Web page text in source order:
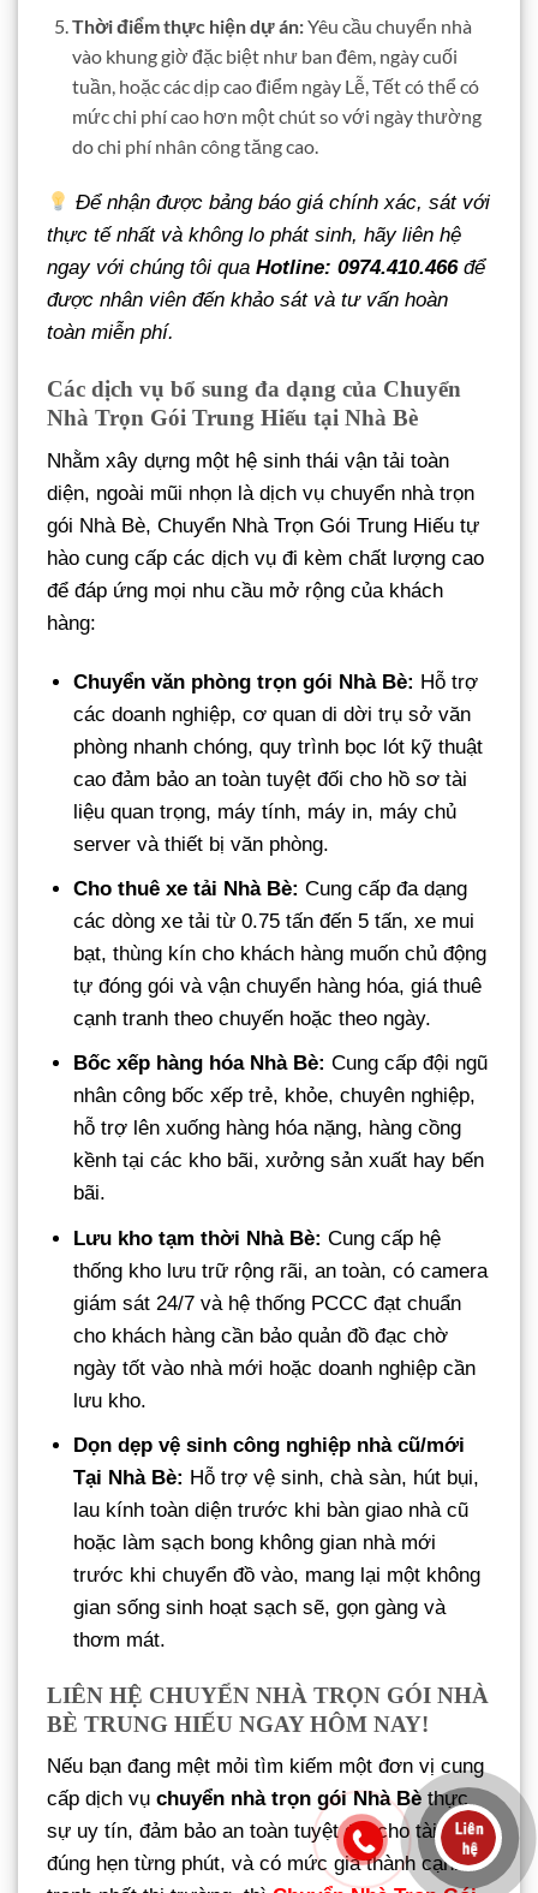
Thời điểm thực hiện dự án:Yêu cầu chuyển nhà
vào khung giờ đặc biệt như ban đêm, ngày cuối
tuần, hoặc các dịp cao điểm ngày Lễ, Tết có thể có
mức chi phí cao hơn một chút so với ngày thường
do chi phí nhân công tăng cao.
Để nhận được bảng báo giá chính xác, sát với
thực tế nhất và không lo phát sinh, hãy liên hệ
ngay với chúng tôi qua Hotline: 0974.410.466để
được nhân viên đến khảo sát và tư vấn hoàn
toàn miễn phí.
Các dịch vụ bổ sung đa dạng của Chuyển
Nhà Trọn Gói Trung Hiếu tại Nhà Bè
Nhằm xây dựng một hệ sinh thái vận tải toàn
diện, ngoài mũi nhọn là dịch vụ chuyển nhà trọn
gói Nhà Bè, Chuyển Nhà Trọn Gói Trung Hiếu tự
hào cung cấp các dịch vụ đi kèm chất lượng cao
để đáp ứng mọi nhu cầu mở rộng của khách
hàng:
Chuyển văn phòng trọn gói Nhà Bè: Hỗ trợ
các doanh nghiệp, cơ quan di dời trụ sở văn
phòng nhanh chóng, quy trình bọc lót kỹ thuật
cao đảm bảo an toàn tuyệt đối cho hồ sơ tài
liệu quan trọng, máy tính, máy in, máy chủ
server và thiết bị văn phòng.
Cho thuê xe tải Nhà Bè: Cung cấp đa dạng
các dòng xe tải từ 0.75 tấn đến 5 tấn, xe mui
bạt, thùng kín cho khách hàng muốn chủ động
tự đóng gói và vận chuyển hàng hóa, giá thuê
cạnh tranh theo chuyến hoặc theo ngày.
Bốc xếp hàng hóa Nhà Bè: Cung cấp đội ngũ
nhân công bốc xếp trẻ, khỏe, chuyên nghiệp,
hỗ trợ lên xuống hàng hóa nặng, hàng cồng
kềnh tại các kho bãi, xưởng sản xuất hay bến
bãi.
Lưu kho tạm thời Nhà Bè: Cung cấp hệ
thống kho lưu trữ rộng rãi, an toàn, có camera
giám sát 24/7 và hệ thống PCCC đạt chuẩn
cho khách hàng cần bảo quản đồ đạc chờ
ngày tốt vào nhà mới hoặc doanh nghiệp cần
lưu kho.
Dọn dẹp vệ sinh công nghiệp nhà cũ/mới
Tại Nhà Bè: Hỗ trợ vệ sinh, chà sàn, hút bụi,
lau kính toàn diện trước khi bàn giao nhà cũ
hoặc làm sạch bong không gian nhà mới
trước khi chuyển đồ vào, mang lại một không
gian sống sinh hoạt sạch sẽ, gọn gàng và
thơm mát.
LIÊN HỆ CHUYỂN NHÀ TRỌN GÓI NHÀ
BÈ TRUNG HIẾU NGAY HÔM NAY!
Nếu bạn đang mệt mỏi tìm kiếm một đơn vị cung
cấp dịch vụ chuyển nhà trọn gói Nhà Bè thực
sự uy tín, đảm bảo an toàn tuyệt đối cho tài sản,
đúng hẹn từng phút, và có mức giá thành cạnh